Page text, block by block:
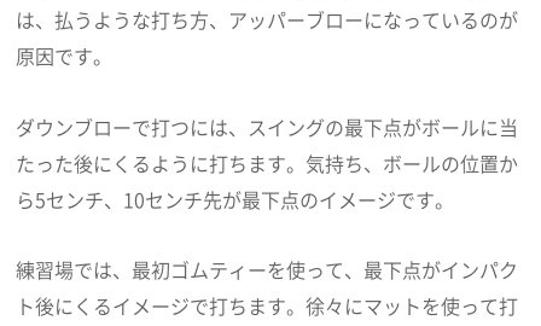
は、払うような打ち方、アッパーブローになっているのが
原因です。
ダウンブローで打つには、スイングの最下点がボールに当
たった後にくるように打ちます。気持ち、ボールの位置か
ら5センチ、10センチ先が最下点のイメージです。
練習場では、最初ゴムティーを使って、最下点がインパク
ト後にくるイメージで打ちます。徐々にマットを使って打